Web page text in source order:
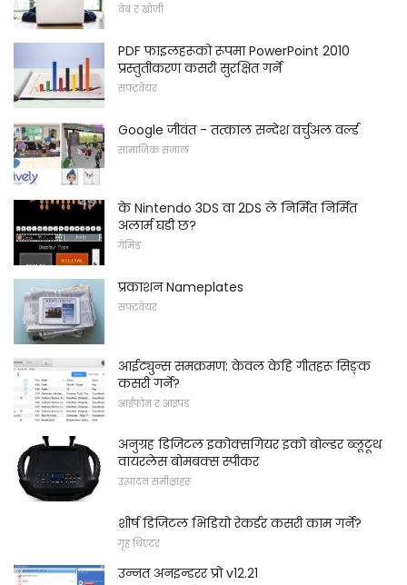
वेब र खोजी
PDF फाइलहरूको रूपमा PowerPoint 2010
प्रस्तुतीकरण कसरी सुरक्षित गर्ने
सफ्टवेयर
Google जीवंत - तत्काल सन्देश वर्चुअल वर्ल्ड
सामाजिक संजाल
के Nintendo 3DS वा 2DS ले निर्मित निर्मित
अलार्म घडी छ?
गेमिङ
प्रकाशन Nameplates
सफ्टवेयर
आईट्युन्स समक्रमण: केवल केहि गीतहरू सिङ्क
कसरी गर्ने?
आईफोन र आइपड
अनुग्रह डिजिटल इकोक्सगियर इको बोल्डर ब्लूटूथ
वायरलेस बोमबक्स स्पीकर
उत्पादन समीक्षाहरू
शीर्ष डिजिटल भिडियो रेकर्डर कसरी काम गर्ने?
गृह थिएटर
उन्नत अनइन्डरर प्रो v12.21